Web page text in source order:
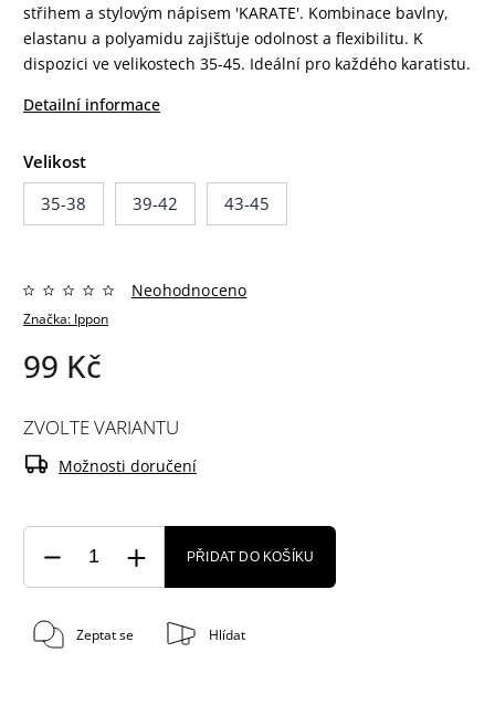
střihem a stylovým nápisem 'KARATE'. Kombinace bavlny,
elastanu a polyamidu zajišťuje odolnost a flexibilitu. K
dispozici ve velikostech 35-45. Ideální pro každého karatistu.
Detailní informace
Velikost
35-38
39-42 43-45
Značka: Ippon
Neohodnoceno
99 Kč
ZVOLTE VARIANTU
Možnosti doručení
PŘIDAT DO KOŠÍKU
Zeptat se Hlídat